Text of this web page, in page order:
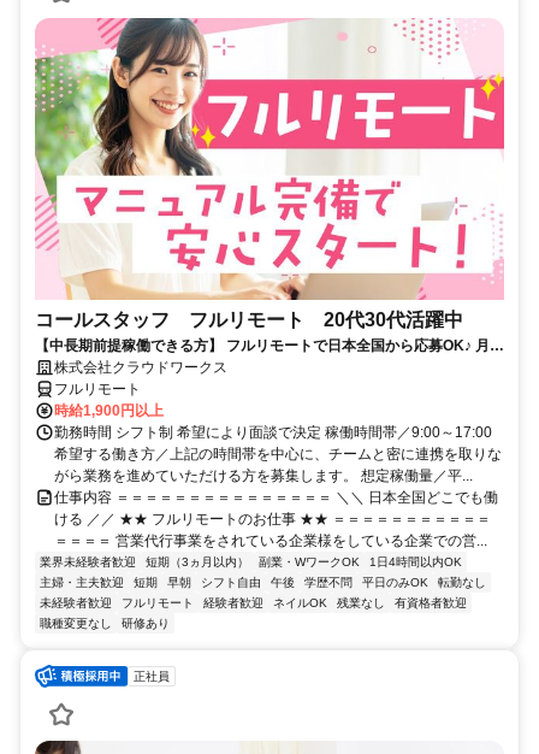
コールスタッフ フルリモート 20代30代活躍中
【中長期前提稼働できる方】 フルリモートで日本全国から応募OK♪ 月稼
働80時間で安定収入！
株式会社クラウドワークス
フルリモート
時給1,900円以上
勤務時間 シフト制 希望により面談で決定 稼働時間帯／9:00～17:00
希望する働き方／上記の時間帯を中心に、チームと密に連携を取りな
がら業務を進めていただける方を募集します。 想定稼働量／平...
仕事内容 ＝＝＝＝＝＝＝＝＝＝＝＝＝＝＝ ＼＼ 日本全国どこでも働
ける ／／ ★★ フルリモートのお仕事 ★★ ＝＝＝＝＝＝＝＝＝＝＝
＝＝＝＝ 営業代行事業をされている企業様をしている企業での営...
業界未経験者歓迎 短期（3ヵ月以内） 副業・WワークOK
1日4時間以内OK
主婦・主夫歓迎
短期 早朝 シフト自由 午後 学歴不問 平日のみOK
転勤なし
未経験者歓迎
フルリモート 経験者歓迎 ネイルOK 残業なし
有資格者歓迎
職種変更なし
研修あり
正社員